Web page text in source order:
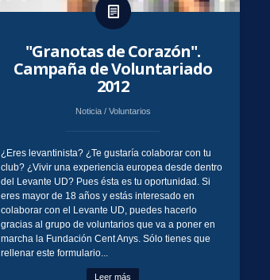
"Granotas de Corazón".
Campaña de Voluntariado
2012
Noticia / Voluntarios
¿Eres levantinista? ¿Te gustaría colaborar con tu
club? ¿Vivir una experiencia europea desde dentro
del Levante UD? Pues ésta es tu oportunidad. Si
eres mayor de 18 años y estás interesado en
colaborar con el Levante UD, puedes hacerlo
gracias al grupo de voluntarios que va a poner en
marcha la Fundación Cent Anys. Sólo tienes que
rellenar este formulario...
Leer más